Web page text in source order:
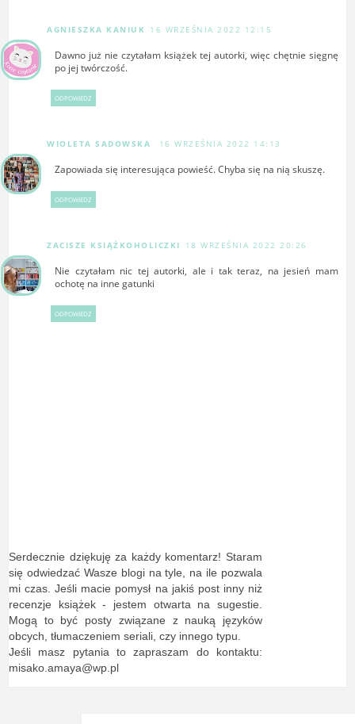
AGNIESZKA KANIUK 16 WRZEŚNIA 2022 12:15
Dawno już nie czytałam książek tej autorki, więc chętnie sięgnę
po jej twórczość.
ODPOWIEDZ
WIOLETA SADOWSKA 16 WRZEŚNIA 2022 14:13
Zapowiada się interesująca powieść. Chyba się na nią skuszę.
ODPOWIEDZ
ZACISZE KSIĄŻKOHOLICZKI 18 WRZEŚNIA 2022 20:26
Nie czytałam nic tej autorki, ale i tak teraz, na jesień mam
ochotę na inne gatunki
ODPOWIEDZ
Serdecznie dziękuję za każdy komentarz! Staram
się odwiedzać Wasze blogi na tyle, na ile pozwala
mi czas. Jeśli macie pomysł na jakiś post inny niż
recenzje książek - jestem otwarta na sugestie.
Mogą to być posty związane z nauką języków
obcych, tłumaczeniem seriali, czy innego typu.
Jeśli masz pytania to zapraszam do kontaktu:
misako.amaya@wp.pl